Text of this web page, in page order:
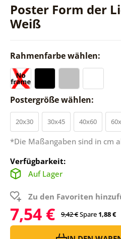
Poster Form der
Weiß
Rahmenfarbe wählen:
Postergröße wählen:
20x30 30x45 40x60
*Die Maßangaben sind in cm
Verfügbarkeit:
Auf Lager
Zu den Favoriten
7,54 € 9,42 €Spare1,88 €